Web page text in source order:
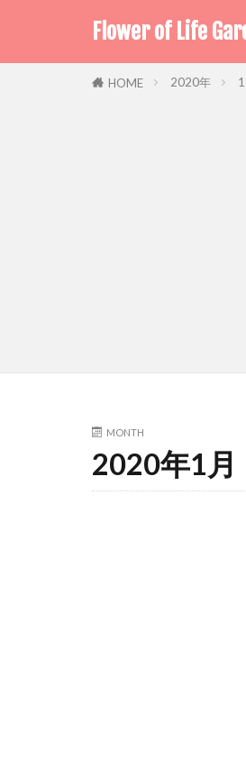
Flower of Life
HOME 2020年
MONTH
2020年1月